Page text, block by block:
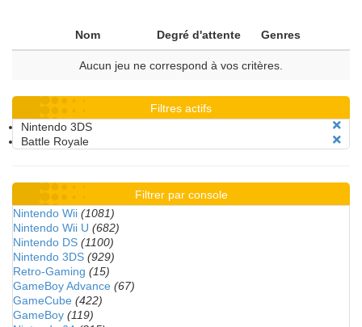
Nom Degré d'attente Genres
Aucun jeu ne correspond à vos critères.
Filtres actifs
Nintendo 3DS
Battle Royale
Filtrer par console
Nintendo Wii (1081)
Nintendo Wii U (682)
Nintendo DS (1100)
Nintendo 3DS (929)
Retro-Gaming (15)
GameBoy Advance (67)
GameCube (422)
GameBoy (119)